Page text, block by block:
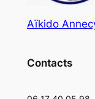
Aïkido
Contacts